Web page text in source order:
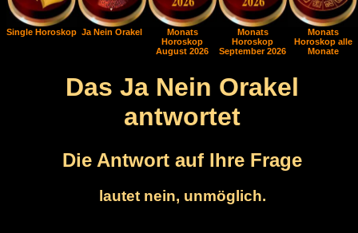
Single Horoskop Ja Nein Orakel
Monats
Horoskop
August 2026
Monats
Horoskop
September 2026
Monats
Horoskop alle
Monate
Das Ja Nein Orakel
antwortet
Die Antwort auf Ihre Frage
lautet nein, unmöglich.